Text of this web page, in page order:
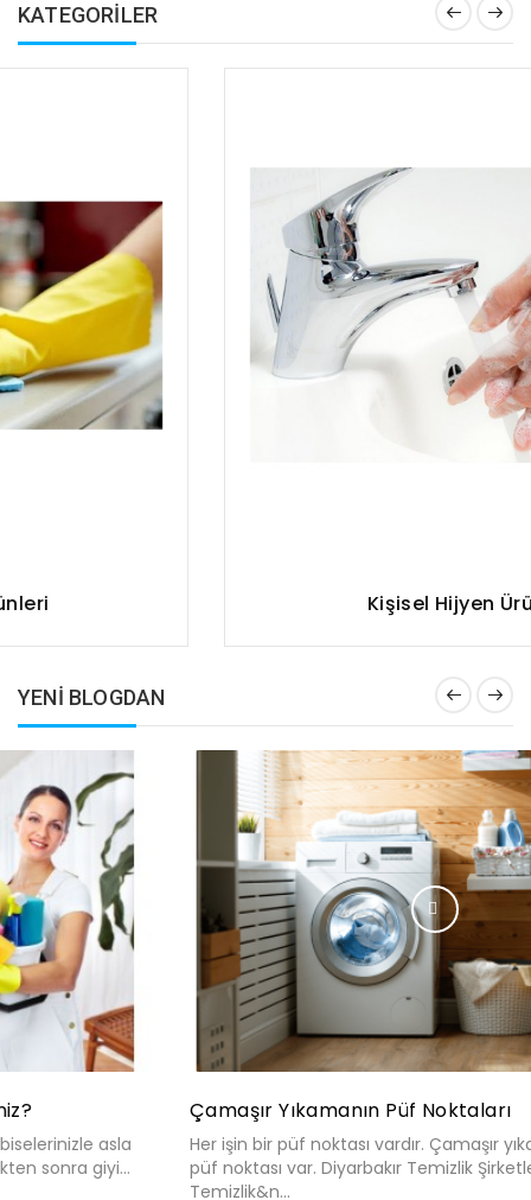
KATEGORİLER
Kişisel Hijyen Ürünleri
YENI BLOGDAN
Çamaşır Yıkamanın Püf Noktaları
Her işin bir püf noktası vardır. Çamaşır yıkamanın da birçok
püf noktası var. Diyarbakır Temizlik Şirketleri Doğu